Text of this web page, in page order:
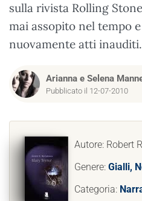
sulla rivista Rolling
mai assopito nel tempo
nuovamente atti inauditi.
Arianna e Selena
Pubblicato il 12-07-2010
Autore: Robert
Genere: Gialli,
Categoria: